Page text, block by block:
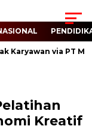
Karyawan via PT
Kreatif